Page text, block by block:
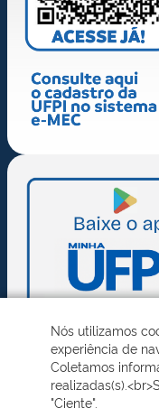
Nós utilizamos
experiência de
Coletamos
"Ciente".